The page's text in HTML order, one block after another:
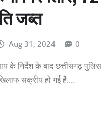
जब्त
Aug 31, 2024 0
के निर्देश के बाद छत्तीसगढ़ पुलिस
सक्रीय हो गई है.…